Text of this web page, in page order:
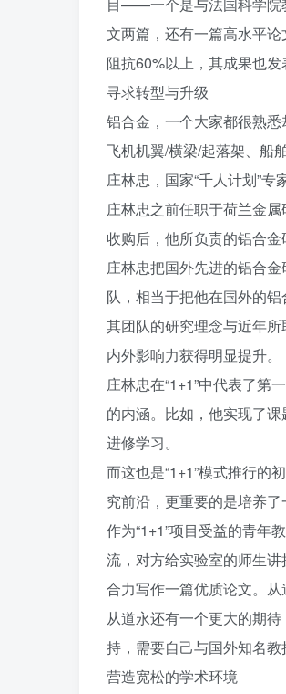
文两篇，还有一篇高水平
阻抗60%以上，其成果也发
寻求转型与升级
铝合金，一个大家都很熟
飞机机翼/横梁/起落架、船
庄林忠，国家“千人计划”
庄林忠之前任职于荷兰金
收购后，他所负责的铝合金
庄林忠把国外先进的铝合
队，相当于把他在国外的
其团队的研究理念与近年
内外影响力获得明显提升。
庄林忠在“1+1”中代表了第
的内涵。比如，他实现了
进修学习。
而这也是“1+1”模式推行的
究前沿，更重要的是培养了
作为“1+1”项目受益的青年
流，对方给实验室的师生
合力写作一篇优质论文。从
从道永还有一个更大的期
持，需要自己与国外知名教
营造宽松的学术环境